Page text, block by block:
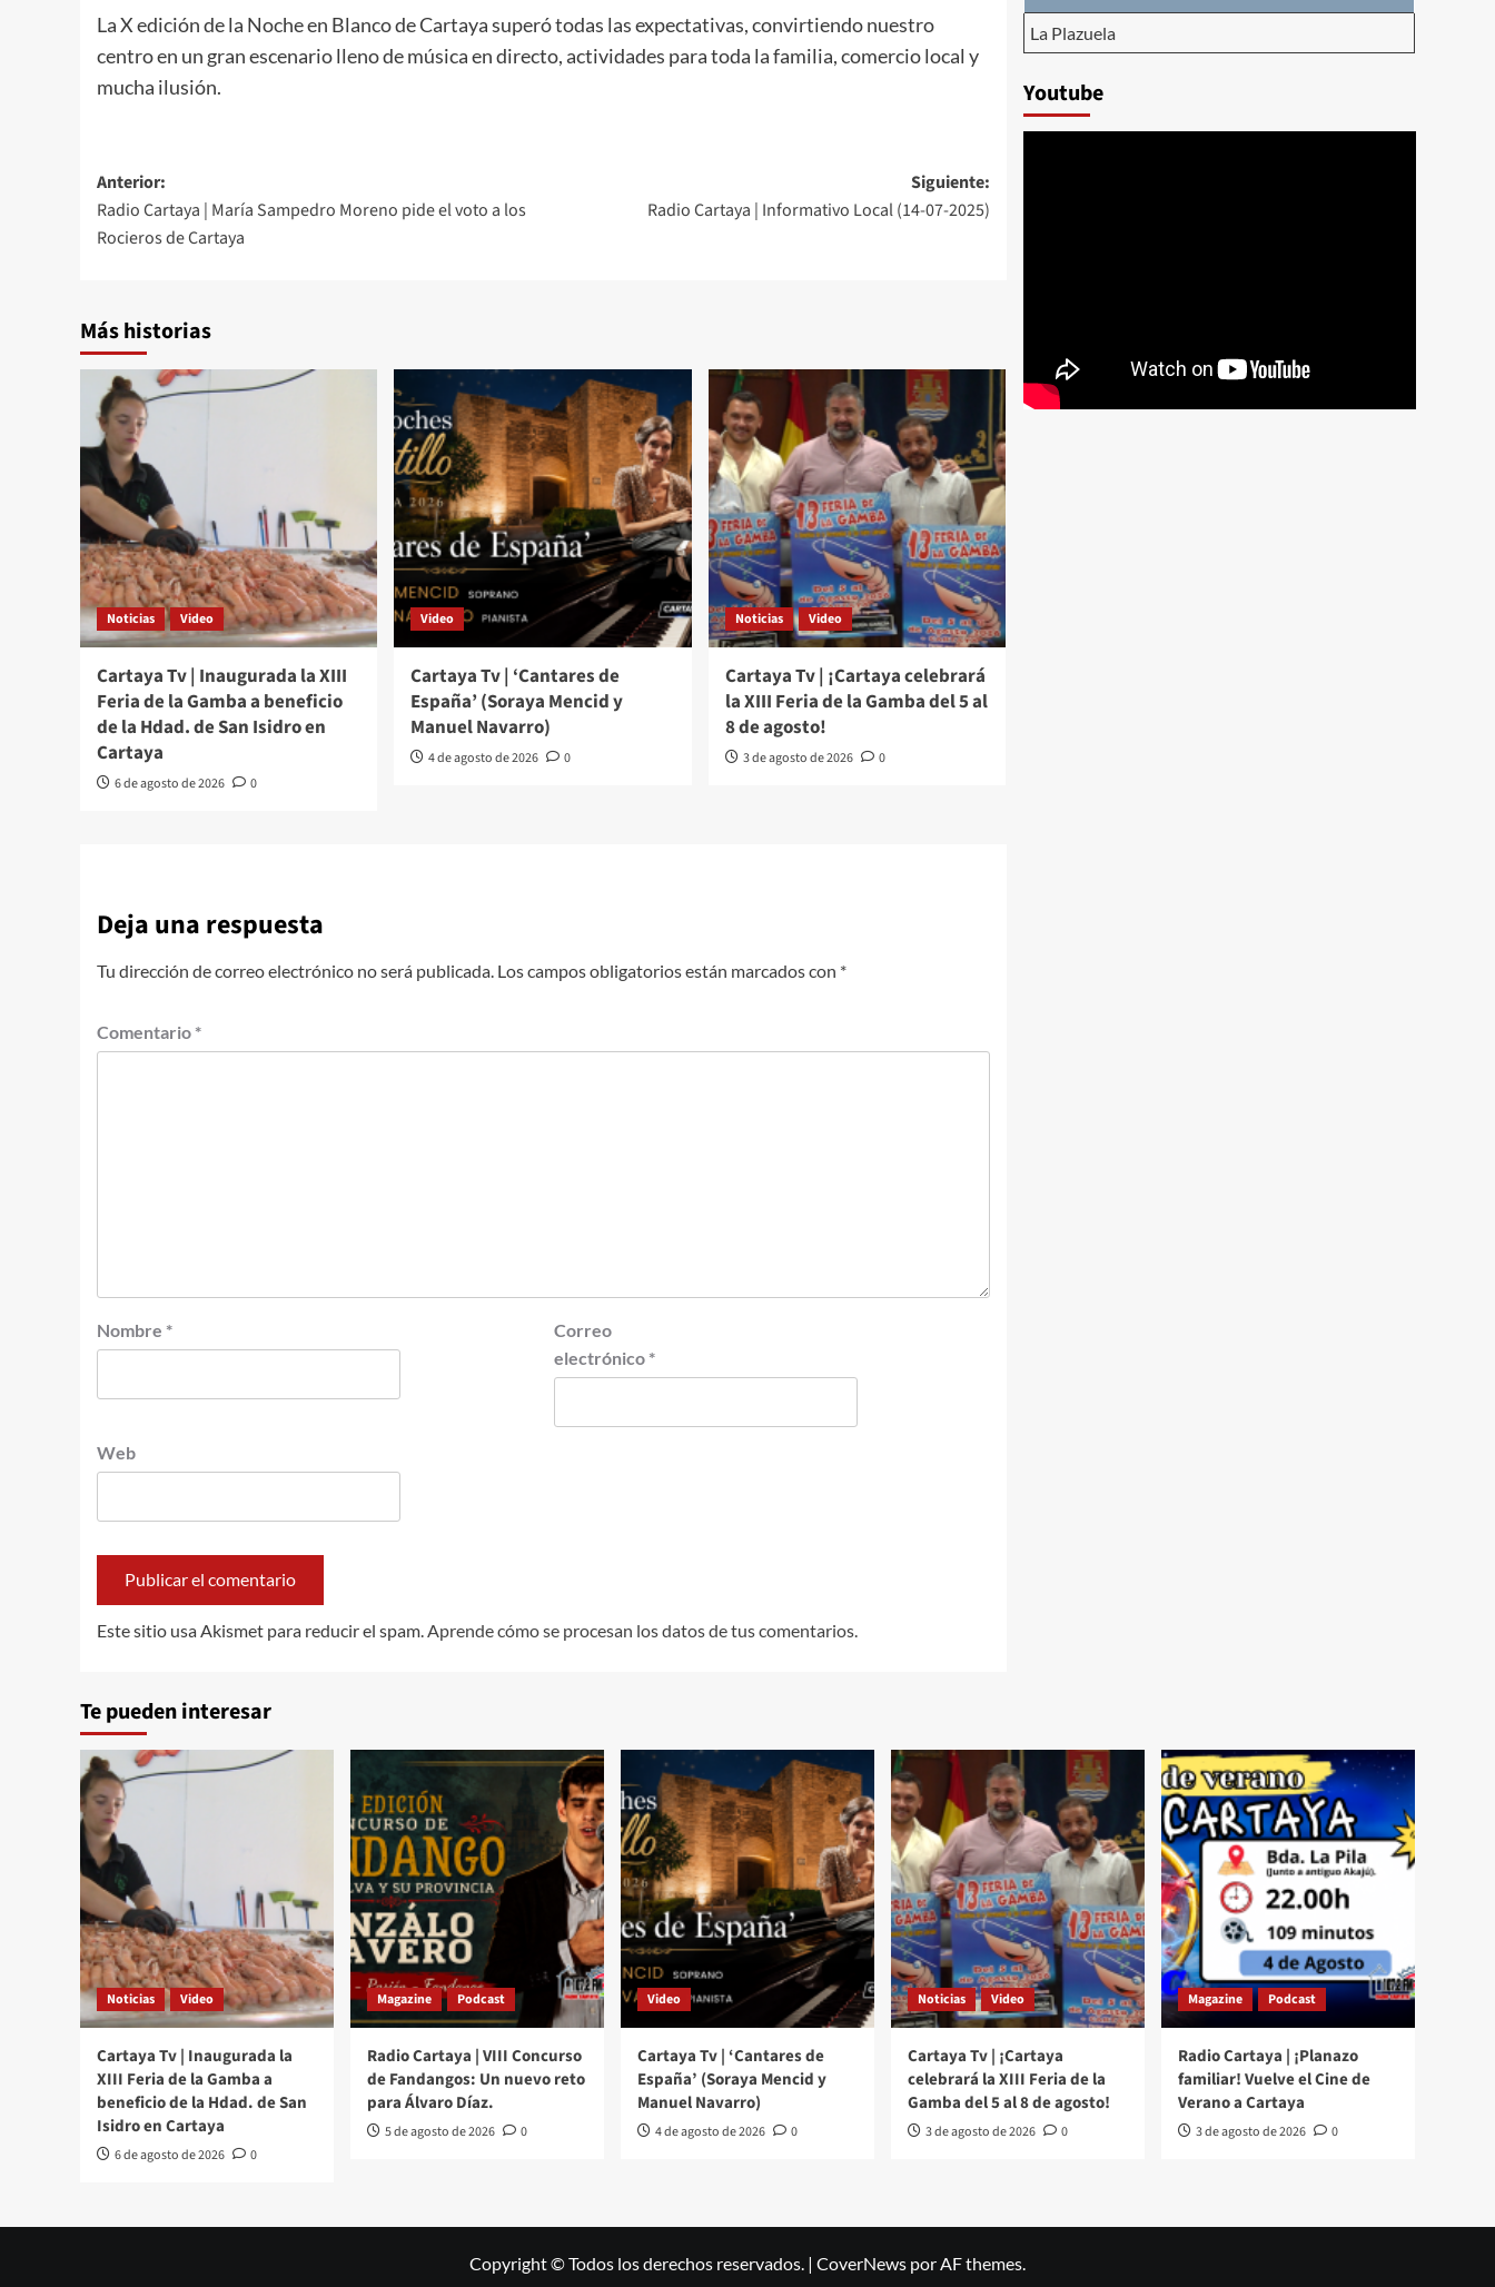
La X edición de la Noche en Blanco de Cartaya superó todas las expectativas, convirtiendo nuestro
centro en un gran escenario lleno de música en directo, actividades para toda la familia, comercio local y
mucha ilusión.
Anterior:
Radio Cartaya | María Sampedro Moreno pide el voto a los
Rocieros de Cartaya
Siguiente:
Radio Cartaya | Informativo Local (14-07-2025)
Más historias
Noticias Video
Cartaya Tv | Inaugurada la XIII
Feria de la Gamba a beneficio
de la Hdad. de San Isidro en
Cartaya
6 de agosto de 2026 0
Video
Cartaya Tv | ‘Cantares de
España’ (Soraya Mencid y
Manuel Navarro)
4 de agosto de 2026 0
Noticias Video
Cartaya Tv | ¡Cartaya celebrará
la XIII Feria de la Gamba del 5 al
8 de agosto!
3 de agosto de 2026 0
Deja una respuesta
Tu dirección de correo electrónico no será publicada. Los campos obligatorios están marcados con *
Comentario *
Nombre *
Correo
electrónico *
Web
Este sitio usa Akismet para reducir el spam. Aprende cómo se procesan los datos de tus comentarios.
La Plazuela
Youtube
Te pueden interesar
Noticias Video
Cartaya Tv | Inaugurada la
XIII Feria de la Gamba a
beneficio de la Hdad. de San
Isidro en Cartaya
6 de agosto de 2026 0
Magazine Podcast
Radio Cartaya | VIII Concurso
de Fandangos: Un nuevo reto
para Álvaro Díaz.
5 de agosto de 2026 0
Video
Cartaya Tv | ‘Cantares de
España’ (Soraya Mencid y
Manuel Navarro)
4 de agosto de 2026 0
Noticias Video
Cartaya Tv | ¡Cartaya
celebrará la XIII Feria de la
Gamba del 5 al 8 de agosto!
3 de agosto de 2026 0
Magazine Podcast
Radio Cartaya | ¡Planazo
familiar! Vuelve el Cine de
Verano a Cartaya
3 de agosto de 2026 0
Copyright © Todos los derechos reservados. | CoverNews por AF themes.